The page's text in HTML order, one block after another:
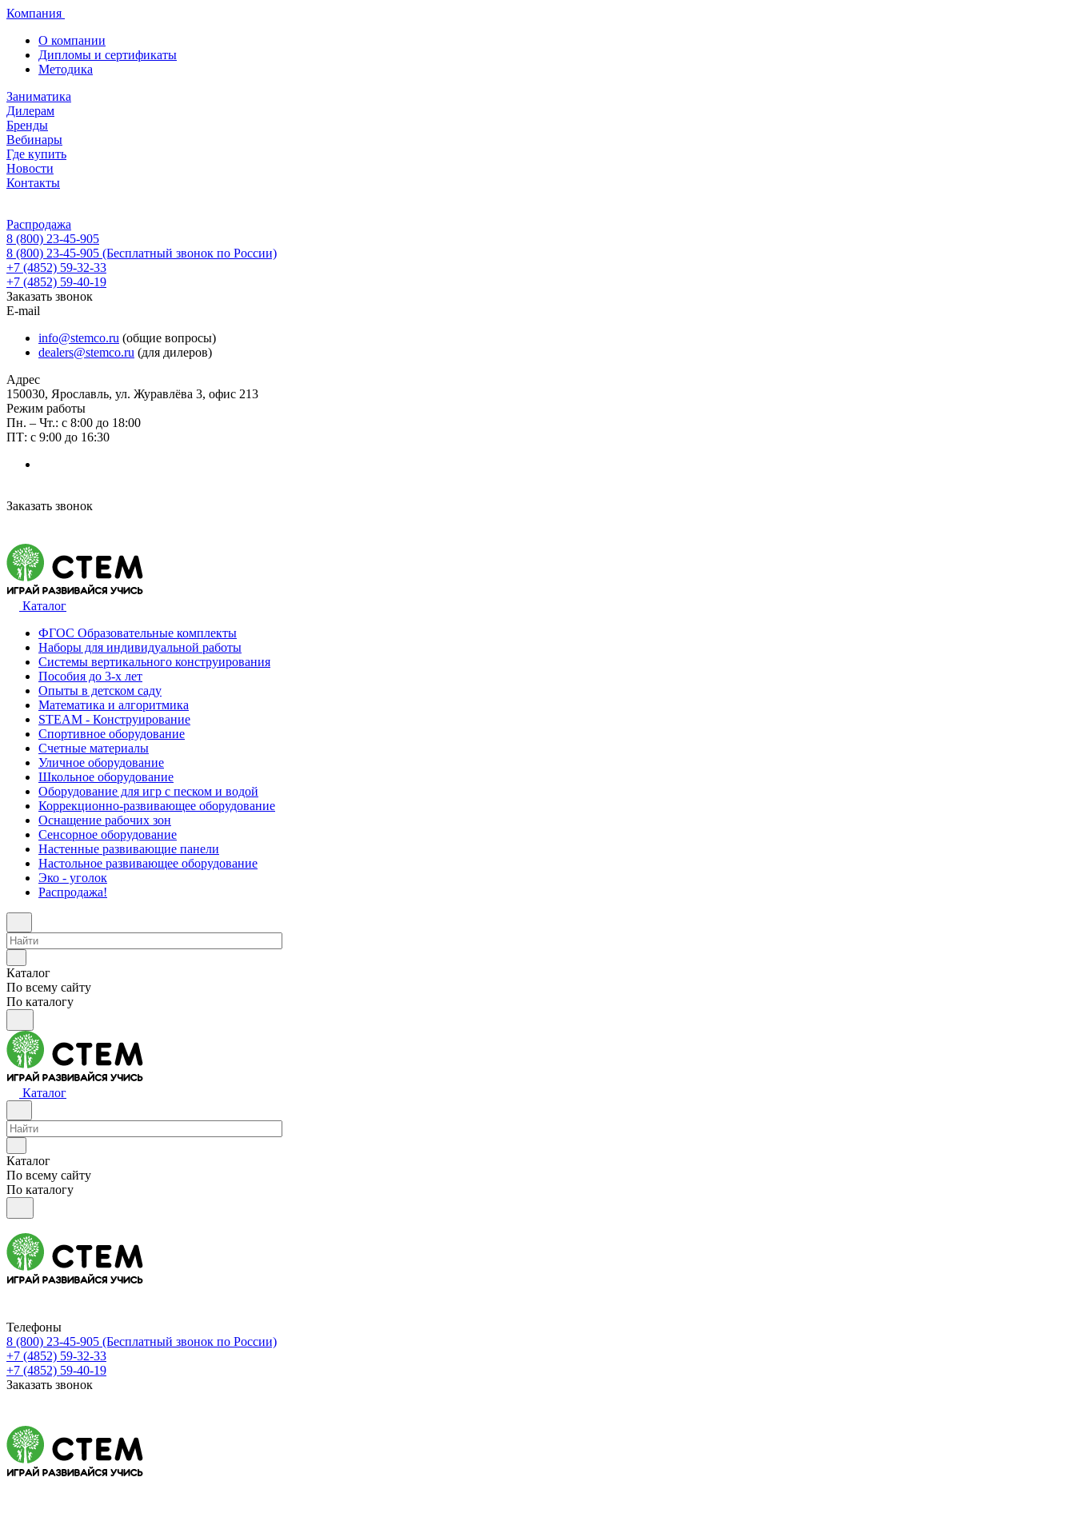
Компания
О компании
Дипломы и сертификаты
Методика
Заниматика
Дилерам
Бренды
Вебинары
Где купить
Новости
Контакты
Распродажа
8 (800) 23-45-905
8 (800) 23-45-905 (Бесплатный звонок по России)
+7 (4852) 59-32-33
+7 (4852) 59-40-19
Заказать звонок
E-mail
info@stemco.ru (общие вопросы)
dealers@stemco.ru (для дилеров)
Адрес
150030, Ярославль, ул. Журавлёва 3, офис 213
Режим работы
Пн. – Чт.: с 8:00 до 18:00
ПТ: с 9:00 до 16:30
Заказать звонок
Каталог
ФГОС Образовательные комплекты
Наборы для индивидуальной работы
Системы вертикального конструирования
Пособия до 3-х лет
Опыты в детском саду
Математика и алгоритмика
STEAM - Конструирование
Спортивное оборудование
Счетные материалы
Уличное оборудование
Школьное оборудование
Оборудование для игр с песком и водой
Коррекционно‑развивающее оборудование
Оснащение рабочих зон
Сенсорное оборудование
Настенные развивающие панели
Настольное развивающее оборудование
Эко - уголок
Распродажа!
Каталог
По всему сайту
По каталогу
Каталог
Каталог
По всему сайту
По каталогу
Телефоны
8 (800) 23-45-905 (Бесплатный звонок по России)
+7 (4852) 59-32-33
+7 (4852) 59-40-19
Заказать звонок